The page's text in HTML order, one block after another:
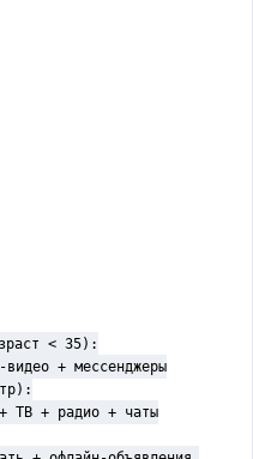
< 35):
видео + мессенджеры
ТВ + радио + чаты